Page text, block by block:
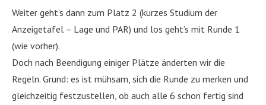
Weiter geht’s dann zum Platz 2 (kurzes Studium der
Anzeigetafel – Lage und PAR) und los geht’s mit Runde 1
(wie vorher).
Doch nach Beendigung einiger Plätze änderten wir die
Regeln. Grund: es ist mühsam, sich die Runde zu merken und
gleichzeitig festzustellen, ob auch alle 6 schon fertig sind